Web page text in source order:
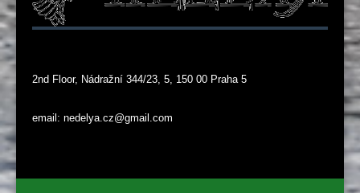
2nd Floor, Nádražní 344/23, 5, 150 00 Praha 5
email: nedelya.cz@gmail.com